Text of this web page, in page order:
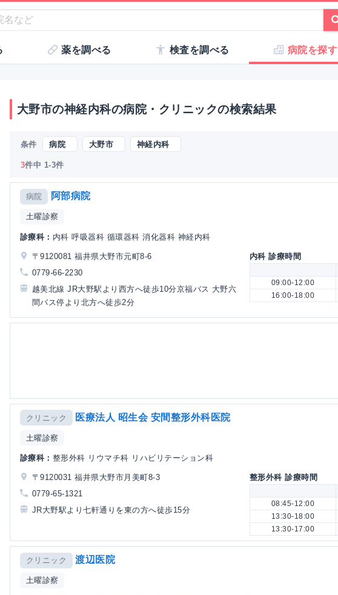
薬を調べる 検査を調べる 病院を探す
大野市の神経内科の病院・クリニックの検索結果
条件 病院 大野市 神経内科
3件中 1-3件
病院 阿部病院
土曜診察
診療科： 内科 呼吸器科 循環器科 消化器科 神経内科
〒9120081 福井県大野市元町8-6
0779-66-2230
越美北線 JR大野駅より西方へ徒歩10分京福バス 大野六
間バス停より北方へ徒歩2分
内科 診療時間
09:00-12:00
16:00-18:00
クリニック 医療法人 昭生会 安間整形外科医院
土曜診察
診療科： 整形外科 リウマチ科 リハビリテーション科
〒9120031 福井県大野市月美町8-3
0779-65-1321
JR大野駅より七軒通りを東の方へ徒歩15分
整形外科 診療時間
08:45-12:00
13:30-18:00
13:30-17:00
クリニック 渡辺医院
土曜診察